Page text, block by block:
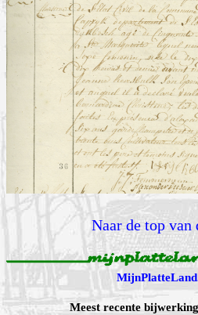
Naar de top van
Meest recente